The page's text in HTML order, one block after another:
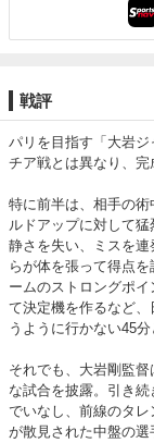
戦評
パリを目指す「大岩
チア戦とは異なり、完
特に前半は、相手の
ルドアップに対して
静さを失い、ミスを
らが体を張って得点
ームのストロングポ
て決定機を作るなど
うように行かない45分
それでも、大岩剛監
な試合を披露。引き
でいなし、前線のタ
が散見された中盤の